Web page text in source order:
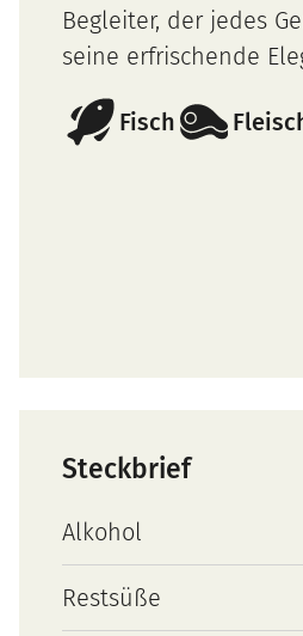
Begleiter, der jedes
seine erfrischende
Fisch
Steckbrief
Alkohol
Restsüße